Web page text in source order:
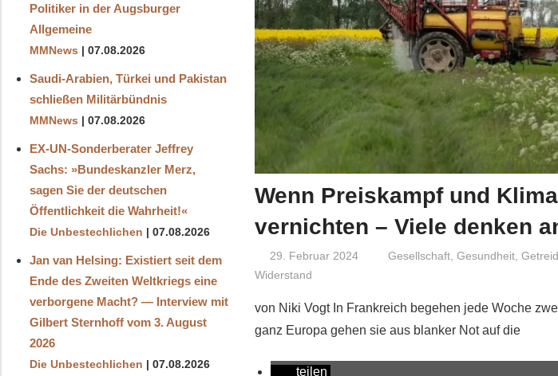
Wenn Preiskampf und
vernichten – Viele denken
29. Februar 2024 Niki Vogt
Gesellschaft, Gesundheit,
Widerstand
von Niki Vogt In Frankreich begehen jede Woche
ganz Europa gehen sie aus blanker Not auf die
teilen
Politiker in der Augsburger
Allgemeine
MMNews 07.08.2026
Saudi-Arabien, Türkei und Pakistan
schließen Militärbündnis
MMNews 07.08.2026
EX-UN-Sonderberater Jeffrey
Sachs: »Bundeskanzler Merz,
sagen Sie der deutschen
Öffentlichkeit die Wahrheit!«
Die Unbestechlichen 07.08.2026
Jan van Helsing: Existiert seit dem
Ende des Zweiten Weltkriegs eine
verborgene Macht? — Interview mit
Gilbert Sternhoff vom 3. August
2026
Die Unbestechlichen 07.08.2026